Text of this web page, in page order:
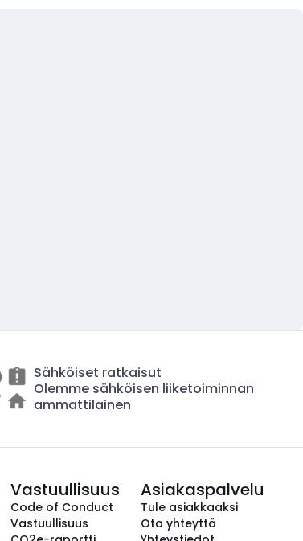
Sähköiset ratkaisut
Olemme sähköisen liiketoiminnan
ammattilainen
Vastuullisuus
Code of Conduct
Vastuullisuus
Asiakaspalvelu
Tule asiakkaaksi
Ota yhteyttä